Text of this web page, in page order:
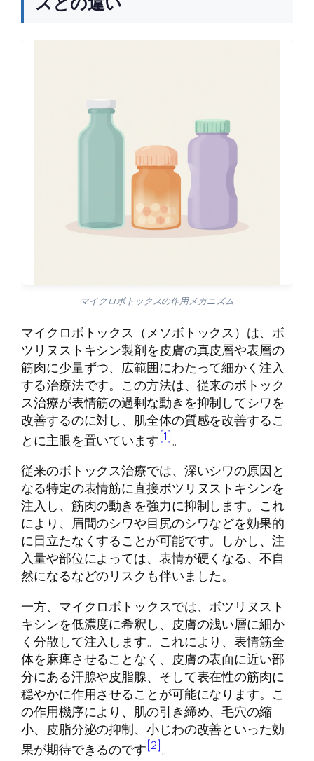
マイクロボトックスの作用メカニズム
マイクロボトックス（メソボトックス）は、ボ
ツリヌストキシン製剤を皮膚の真皮層や表層の
筋肉に少量ずつ、広範囲にわたって細かく注入
する治療法です。この方法は、従来のボトック
ス治療が表情筋の過剰な動きを抑制してシワを
改善するのに対し、肌全体の質感を改善するこ
とに主眼を置いています[1]。
従来のボトックス治療では、深いシワの原因と
なる特定の表情筋に直接ボツリヌストキシンを
注入し、筋肉の動きを強力に抑制します。これ
により、眉間のシワや目尻のシワなどを効果的
に目立たなくすることが可能です。しかし、注
入量や部位によっては、表情が硬くなる、不自
然になるなどのリスクも伴いました。
一方、マイクロボトックスでは、ボツリヌスト
キシンを低濃度に希釈し、皮膚の浅い層に細か
く分散して注入します。これにより、表情筋全
体を麻痺させることなく、皮膚の表面に近い部
分にある汗腺や皮脂腺、そして表在性の筋肉に
穏やかに作用させることが可能になります。こ
の作用機序により、肌の引き締め、毛穴の縮
小、皮脂分泌の抑制、小じわの改善といった効
果が期待できるのです[2]。